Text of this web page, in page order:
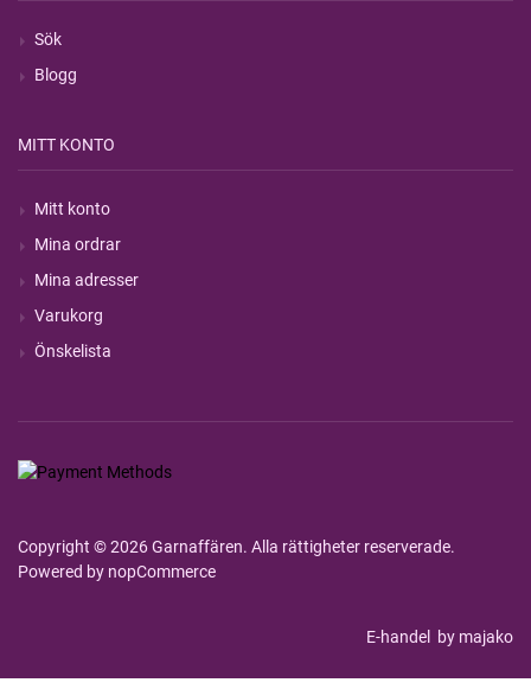
Sök
Blogg
MITT KONTO
Mitt konto
Mina ordrar
Mina adresser
Varukorg
Önskelista
Copyright © 2026 Garnaffären. Alla rättigheter reserverade.
Powered by nopCommerce
E-handel by majako